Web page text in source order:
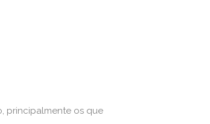
principalmente os que